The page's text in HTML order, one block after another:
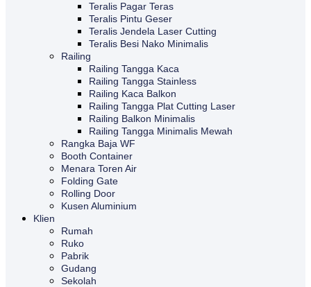
Teralis Pagar Teras
Teralis Pintu Geser
Teralis Jendela Laser Cutting
Teralis Besi Nako Minimalis
Railing
Railing Tangga Kaca
Railing Tangga Stainless
Railing Kaca Balkon
Railing Tangga Plat Cutting Laser
Railing Balkon Minimalis
Railing Tangga Minimalis Mewah
Rangka Baja WF
Booth Container
Menara Toren Air
Folding Gate
Rolling Door
Kusen Aluminium
Klien
Rumah
Ruko
Pabrik
Gudang
Sekolah